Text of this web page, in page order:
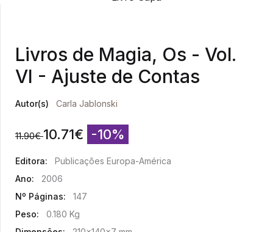
Livros de Magia, Os - Vol.
VI - Ajuste de Contas
Autor(s) Carla Jablonski
11.90€ 10.71€ -10%
Editora:
Publicações Europa-América
Ano:
2006
Nº Páginas:
147
Peso:
0.180 Kg